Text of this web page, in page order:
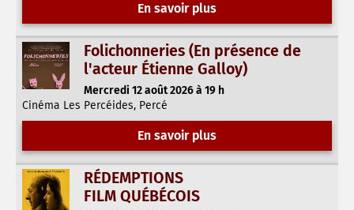
En savoir plus
Folichonneries (En présence de
l'acteur Étienne Galloy)
Mercredi 12 août 2026 à 19 h
Cinéma Les Percéides, Percé
En savoir plus
RÉDEMPTIONS
FILM QUÉBÉCOIS